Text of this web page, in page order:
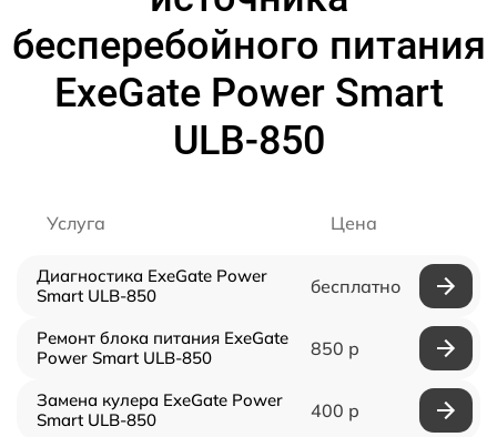
бесперебойного питания
ExeGate Power Smart
ULB-850
Услуга Цена
Диагностика ExeGate Power
Smart ULB-850
бесплатно
Ремонт блока питания ExeGate
Power Smart ULB-850
850 р
Замена кулера ExeGate Power
Smart ULB-850
400 р